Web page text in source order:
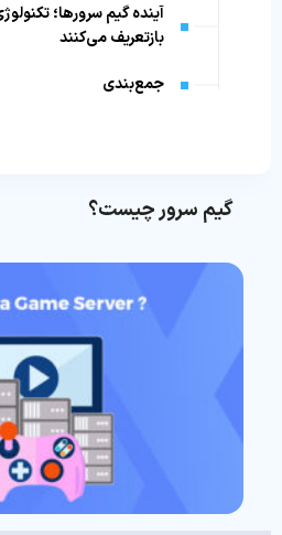
گیم سرور چیست؟
آینده گیم سرور‌ها؛
بازتعریف می‌کنند
جمع‌بندی